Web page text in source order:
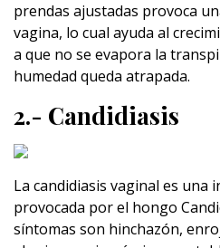
prendas ajustadas provoca
vagina, lo cual ayuda al
a que no se evapora la
humedad queda atrapada.
2.- Candidiasis
La candidiasis vaginal es una
provocada por el hongo
síntomas son hinchazón,